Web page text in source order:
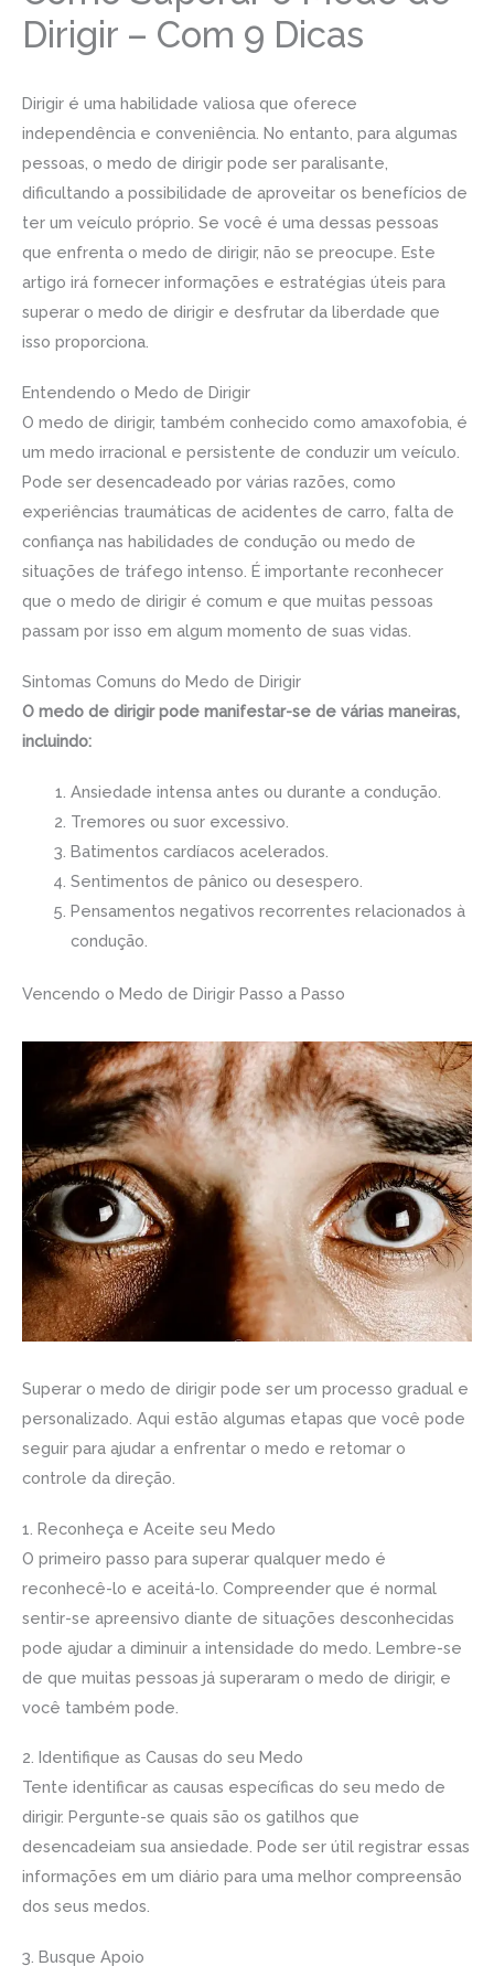
Dirigir – Com 9 Dicas
Dirigir é uma habilidade valiosa que oferece
independência e conveniência. No entanto, para algumas
pessoas, o medo de dirigir pode ser paralisante,
dificultando a possibilidade de aproveitar os benefícios de
ter um veículo próprio. Se você é uma dessas pessoas
que enfrenta o medo de dirigir, não se preocupe. Este
artigo irá fornecer informações e estratégias úteis para
superar o medo de dirigir e desfrutar da liberdade que
isso proporciona.
Entendendo o Medo de Dirigir
O medo de dirigir, também conhecido como amaxofobia, é
um medo irracional e persistente de conduzir um veículo.
Pode ser desencadeado por várias razões, como
experiências traumáticas de acidentes de carro, falta de
confiança nas habilidades de condução ou medo de
situações de tráfego intenso. É importante reconhecer
que o medo de dirigir é comum e que muitas pessoas
passam por isso em algum momento de suas vidas.
Sintomas Comuns do Medo de Dirigir
O medo de dirigir pode manifestar-se de várias maneiras,
incluindo:
Ansiedade intensa antes ou durante a condução.
Tremores ou suor excessivo.
Batimentos cardíacos acelerados.
Sentimentos de pânico ou desespero.
Pensamentos negativos recorrentes relacionados à
condução.
Vencendo o Medo de Dirigir Passo a Passo
Superar o medo de dirigir pode ser um processo gradual e
personalizado. Aqui estão algumas etapas que você pode
seguir para ajudar a enfrentar o medo e retomar o
controle da direção.
1. Reconheça e Aceite seu Medo
O primeiro passo para superar qualquer medo é
reconhecê-lo e aceitá-lo. Compreender que é normal
sentir-se apreensivo diante de situações desconhecidas
pode ajudar a diminuir a intensidade do medo. Lembre-se
de que muitas pessoas já superaram o medo de dirigir, e
você também pode.
2. Identifique as Causas do seu Medo
Tente identificar as causas específicas do seu medo de
dirigir. Pergunte-se quais são os gatilhos que
desencadeiam sua ansiedade. Pode ser útil registrar essas
informações em um diário para uma melhor compreensão
dos seus medos.
3. Busque Apoio